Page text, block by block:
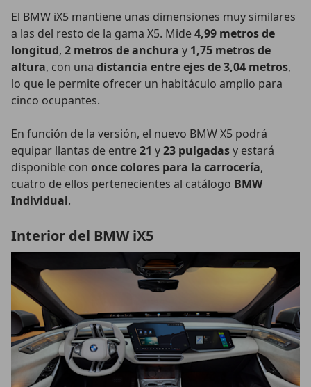
El BMW iX5 mantiene unas dimensiones muy similares
a las del resto de la gama X5. Mide4,99 metros de
longitud, 2 metros de anchura y 1,75 metros de
altura, con una distancia entre ejes de 3,04 metros,
lo que le permite ofrecer un habitáculo amplio para
cinco ocupantes.
En función de la versión, el nuevo BMW X5 podrá
equipar llantas de entre21 y23 pulgadasy estará
disponible con once colores para la carrocería,
cuatro de ellos pertenecientes al catálogo BMW
Individual.
Interior del BMW iX5